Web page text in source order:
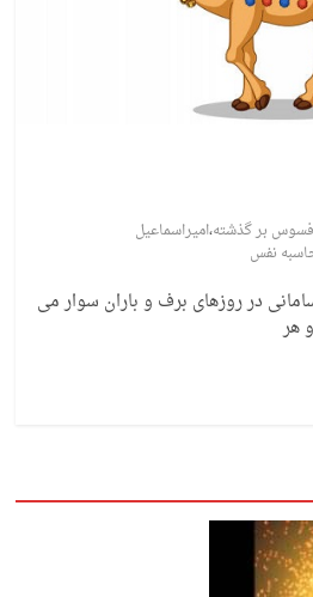
بر گذشته،امیراسماعیل
نفس
در روزهای برف و باران سوار می
هر